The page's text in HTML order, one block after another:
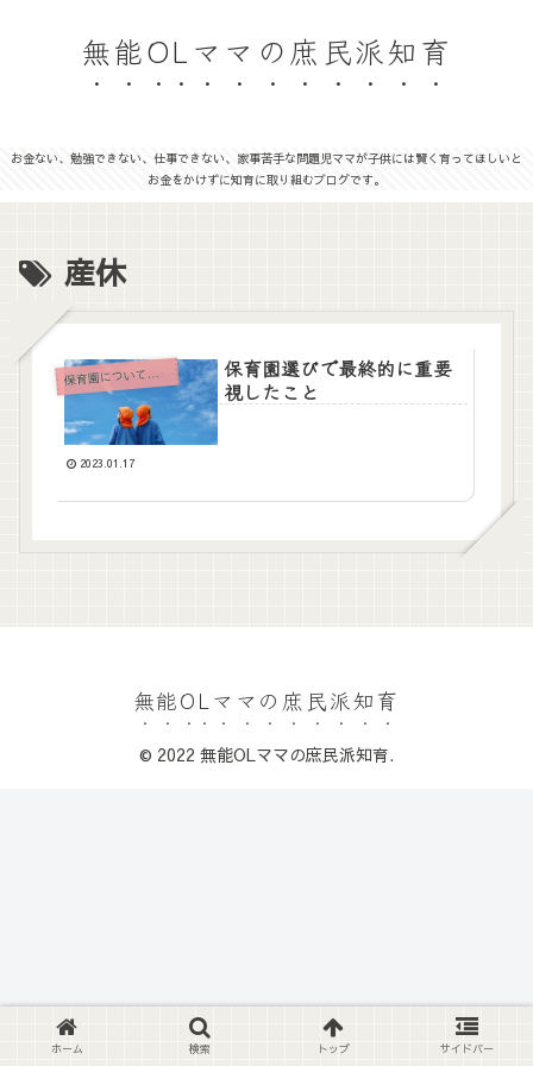
無能OLママの庶民派知育
お金ない、勉強できない、仕事できない、家事苦手な問題児ママが子供には賢く育ってほしいと
お金をかけずに知育に取り組むブログです。
産休
保 育園について（保活含む）
保育園選びで最終的に重要
視したこと
2023.01.17
無能OLママの庶民派知育
© 2022 無能OLママの庶民派知育.
ホーム 検索 トップ サイドバー